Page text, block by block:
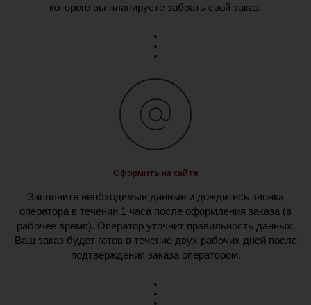
которого вы планируете забрать свой заказ.
Оформить на сайте
Заполните необходимые данные и дождитесь звонка
оператора в течении 1 часа после оформления заказа (в
рабочее время). Оператор уточнит правильность данных.
Ваш заказ будет готов в течение двух рабочих дней после
подтверждения заказа оператором.